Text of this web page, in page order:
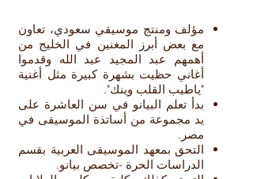
مؤلف ومنتج موسيقي سعودي، تعاون
مع بعض أبرز المغنين في الخليج من
أهمهم عبد المجيد عبد الله وقدموا
أغاني حظيت بشهرة كبيرة مثل أغنية
"ياطيب القلب وينك".​
بدأ تعلم البيانو في سن العاشرة على
يد مجموعة من أساتذة الموسيقى في
مصر.​
التحق بمعهد الموسيقى العربية بقسم
الدراسات الحرة -تخصص بيانو.